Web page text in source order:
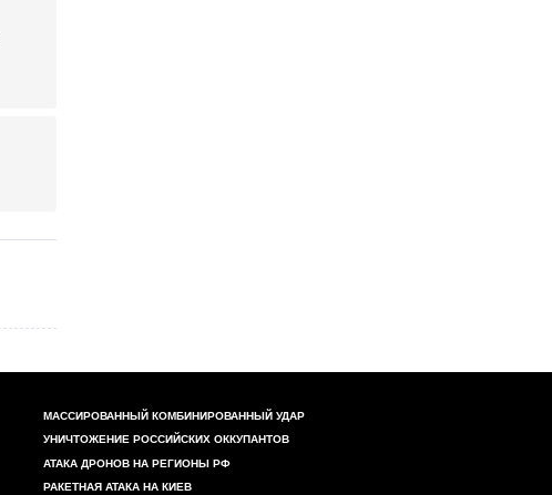
МАССИРОВАННЫЙ КОМБИНИРОВАННЫЙ УДАР
УНИЧТОЖЕНИЕ РОССИЙСКИХ ОККУПАНТОВ
АТАКА ДРОНОВ НА РЕГИОНЫ РФ
РАКЕТНАЯ АТАКА НА КИЕВ